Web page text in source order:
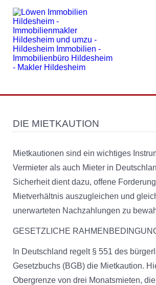
DIE MIETKAUTION
Mietkautionen sind ein wichtiges
Vermieter als auch Mieter in
Sicherheit dient dazu, offene
Mietverhältnis auszugleichen und
unerwarteten Nachzahlungen zu
GESETZLICHE
In Deutschland regelt § 551 des
Gesetzbuchs (BGB) die Mietkaution.
Obergrenze von drei Monatsmieten,